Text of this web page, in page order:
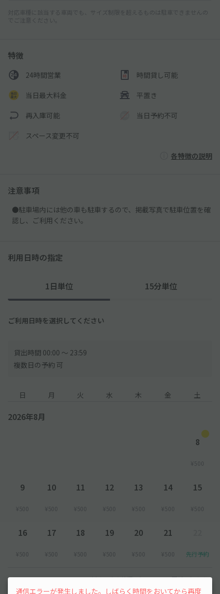
対応車種に該当する車両でも、サイズ制限を超えるものは駐車できませんの
でご注意ください。
特徴
24時間営業 時間貸し可能
当日最大料金 平置き
再入庫可能 当日予約不可
スペース変更不可
各特徴の説明
注意事項
●駐車場内には他の車も駐車するので、掲載写真で駐車位置を確
認し、ご利用ください。
利用日時の指定
1日単位 15分単位
ご利用日時を選択してください
貸出時間 00:00 〜 23:59
複数日の予約 可
日 月 火 水 木 金 土
2026年8月
8
¥500
9
¥500
10
¥500
11
¥500
12
¥500
13
¥500
14
¥500
15
¥500
16
¥500
17
¥500
18
¥500
19
¥500
20
¥500
21
¥500 先行予約
以降の空き状況は毎日24:00に更新されます。
通信エラーが発生しました。しばらく時間をおいてから再度